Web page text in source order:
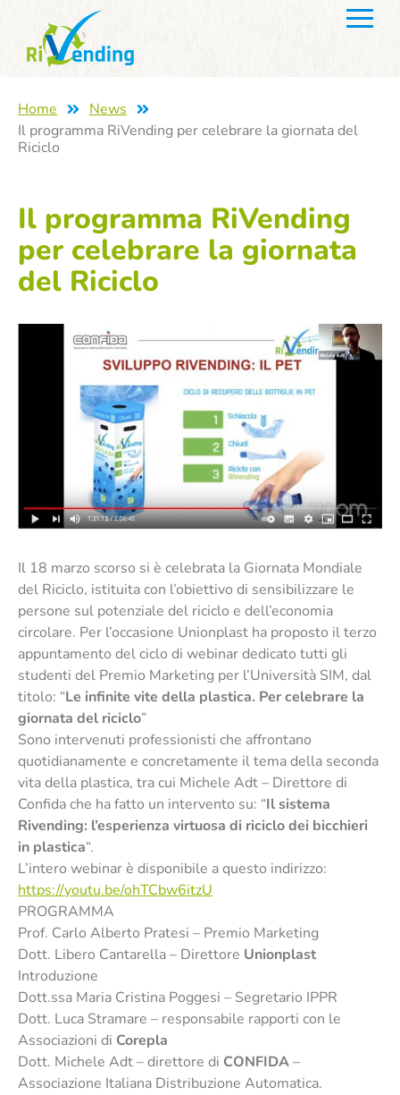
Home
News
Il programma RiVending per celebrare la giornata del
Riciclo
Il programma RiVending
per celebrare la giornata
del Riciclo
Il 18 marzo scorso si è celebrata la Giornata Mondiale
del Riciclo, istituita con l’obiettivo di sensibilizzare le
persone sul potenziale del riciclo e dell’economia
circolare. Per l’occasione Unionplast ha proposto il terzo
appuntamento del ciclo di webinar dedicato tutti gli
studenti del Premio Marketing per l’Università SIM, dal
titolo: “Le infinite vite della plastica. Per celebrare la
giornata del riciclo”
Sono intervenuti professionisti che affrontano
quotidianamente e concretamente il tema della seconda
vita della plastica, tra cui Michele Adt – Direttore di
Confida che ha fatto un intervento su: “Il sistema
Rivending: l’esperienza virtuosa di riciclo dei bicchieri
in plastica“.
L’intero webinar è disponibile a questo indirizzo:
https://youtu.be/ohTCbw6itzU
PROGRAMMA
Prof. Carlo Alberto Pratesi – Premio Marketing
Dott. Libero Cantarella – Direttore Unionplast
Introduzione
Dott.ssa Maria Cristina Poggesi – Segretario IPPR
Dott. Luca Stramare – responsabile rapporti con le
Associazioni di Corepla
Dott. Michele Adt – direttore di CONFIDA–
Associazione Italiana Distribuzione Automatica.